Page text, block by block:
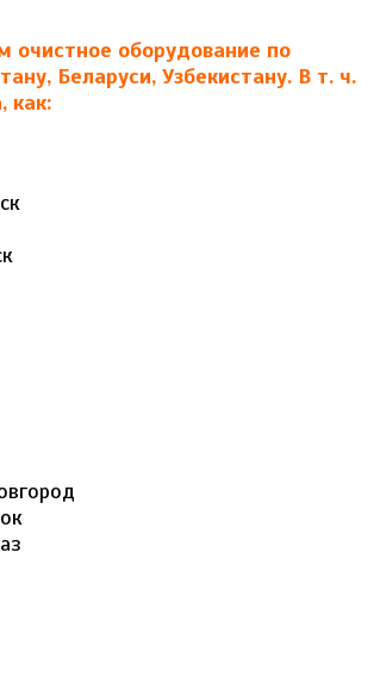
очистное оборудование по
Беларуси, Узбекистану. В т. ч.
как: